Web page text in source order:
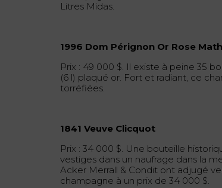
Litres Midas.
1996 Dom Pérignon Or Rose
Prix : 49 000 $. Il existe à peine 35
(6 l) plaqué or. Fort et radiant, ce
torréfiées.
1841 Veuve Clicquot
Prix : 34 000 $. Une bouteille
vestiges dans un naufrage dans la
Acker Merrall & Condit ont adjugé
champagne à un prix de 34 000 $.